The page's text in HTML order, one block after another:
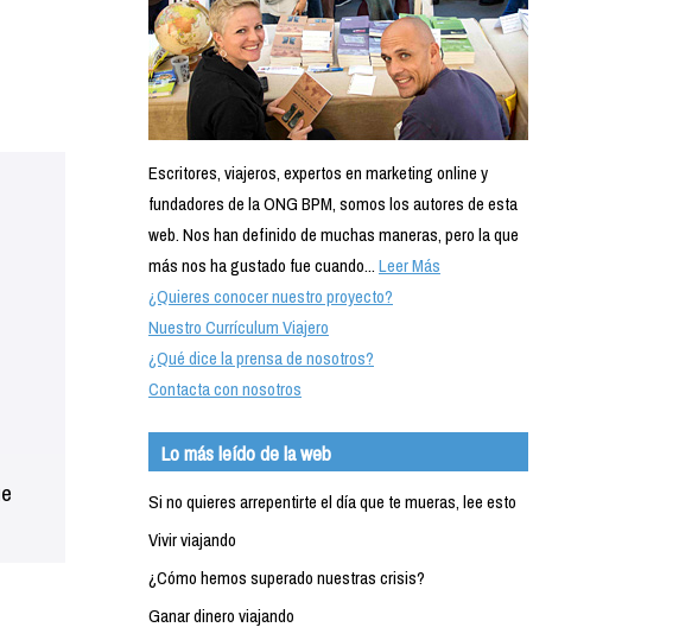
Escritores, viajeros, expertos en marketing online y
fundadores de la ONG BPM, somos los autores de esta
web. Nos han definido de muchas maneras, pero la que
más nos ha gustado fue cuando...Leer Más
¿Quieres conocer nuestro proyecto?
Nuestro Currículum Viajero
¿Qué dice la prensa de nosotros?
Contacta con nosotros
Lo más leído de la web
Si no quieres arrepentirte el día que te mueras, lee esto
Vivir viajando
¿Cómo hemos superado nuestras crisis?
Ganar dinero viajando